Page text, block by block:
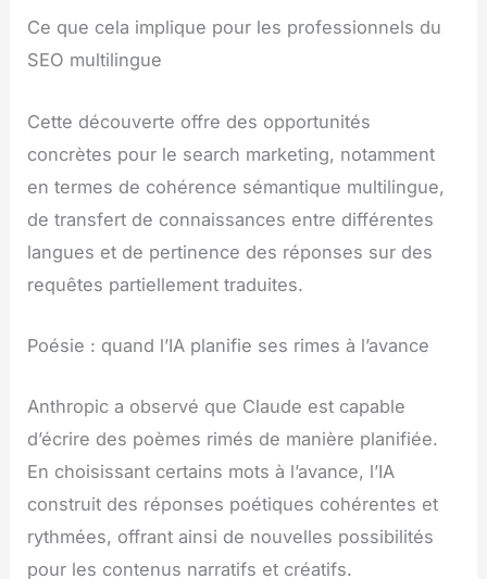
Ce que cela implique pour les professionnels du
SEO multilingue
Cette découverte offre des opportunités
concrètes pour le search marketing, notamment
en termes de cohérence sémantique multilingue,
de transfert de connaissances entre différentes
langues et de pertinence des réponses sur des
requêtes partiellement traduites.
Poésie : quand l’IA planifie ses rimes à l’avance
Anthropic a observé que Claude est capable
d’écrire des poèmes rimés de manière planifiée.
En choisissant certains mots à l’avance, l’IA
construit des réponses poétiques cohérentes et
rythmées, offrant ainsi de nouvelles possibilités
pour les contenus narratifs et créatifs.